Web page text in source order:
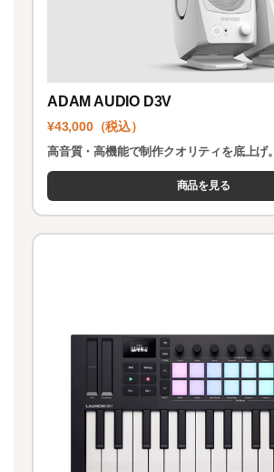
ADAM AUDIO D3V
¥43,000（税込）
高音質・高機能で制作クオリティを底上げ。
商品を見る